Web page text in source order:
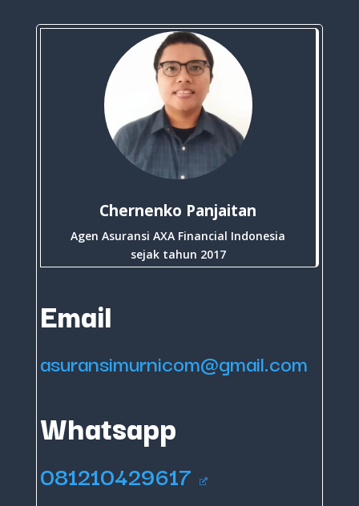
Chernenko Panjaitan
Agen Asuransi AXA Financial Indonesia
sejak tahun 2017
Email
asuransimurnicom@gmail.com
Whatsapp
081210429617